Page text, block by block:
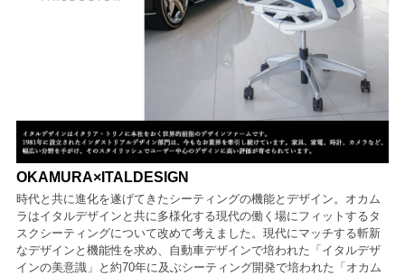
OKAMURA×ITALDESIGN
時代と共に進化を遂げてきたシーティングの機能とデザイン。オカム
ラはイタルデザインと共に多様化する現代の働く場にフィットするタ
スクシーティングについて改めて考えました。現代にマッチする斬新
なデザインと機能性を求め、自動車デザインで培われた「イタルデザ
インの美意識」と約70年に及ぶシーティング開発で培われた「オカム